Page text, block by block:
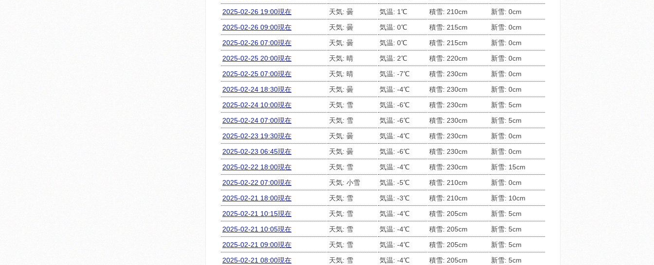
2025-02-26 19:00現在
天気: 曇 気温: 1℃ 積雪: 210cm
新雪: 0cm
2025-02-26 09:00現在
天気: 曇 気温: 0℃ 積雪: 215cm
新雪: 0cm
2025-02-26 07:00現在
天気: 曇 気温: 0℃ 積雪: 215cm
新雪: 0cm
2025-02-25 20:00現在
天気: 晴 気温: 2℃ 積雪: 220cm
新雪: 0cm
2025-02-25 07:00現在
天気: 晴 気温: -7℃ 積雪: 230cm
新雪: 0cm
2025-02-24 18:30現在
天気: 曇 気温: -4℃ 積雪: 230cm
新雪: 0cm
2025-02-24 10:00現在
天気: 雪 気温: -6℃ 積雪: 230cm
新雪: 5cm
2025-02-24 07:00現在
天気: 雪 気温: -6℃ 積雪: 230cm
新雪: 5cm
2025-02-23 19:30現在
天気: 曇 気温: -4℃ 積雪: 230cm
新雪: 0cm
2025-02-23 06:45現在
天気: 曇 気温: -6℃ 積雪: 230cm
新雪: 0cm
2025-02-22 18:00現在
天気: 雪 気温: -4℃ 積雪: 230cm
新雪: 15cm
2025-02-22 07:00現在
天気: 小雪 気温: -5℃ 積雪: 210cm
新雪: 0cm
2025-02-21 18:00現在
天気: 雪 気温: -3℃ 積雪: 210cm
新雪: 10cm
2025-02-21 10:15現在
天気: 雪 気温: -4℃ 積雪: 205cm
新雪: 5cm
2025-02-21 10:05現在
天気: 雪 気温: -4℃ 積雪: 205cm
新雪: 5cm
2025-02-21 09:00現在
天気: 雪 気温: -4℃ 積雪: 205cm
新雪: 5cm
2025-02-21 08:00現在
天気: 雪 気温: -4℃ 積雪: 205cm
新雪: 5cm